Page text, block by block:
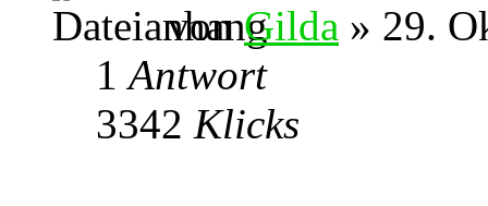
vonGilda » 29.
1Antwort
3342 Klicks